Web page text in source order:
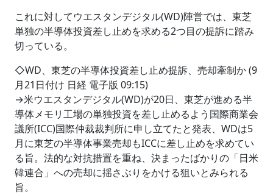
これに対してウエスタンデジタル(WD)陣営では、東芝
単独の半導体投資差し止めを求める2つ目の提訴に踏み
切っている。
◇WD、東芝の半導体投資差し止め提訴、売却牽制か (9
月21日付け 日経 電子版 09:15)
→米ウエスタンデジタル(WD)が20日、東芝が進める半
導体メモリ工場の単独投資を差し止めるよう国際商業会
議所(ICC)国際仲裁裁判所に申し立てたと発表、WDは5
月に東芝の半導体事業売却もICCに差し止めを求めてい
る旨。法的な対抗措置を重ね、決まったばかりの「日米
韓連合」への売却に揺さぶりをかける狙いとみられる
旨。